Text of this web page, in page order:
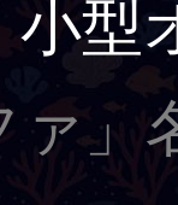
型
ァ」